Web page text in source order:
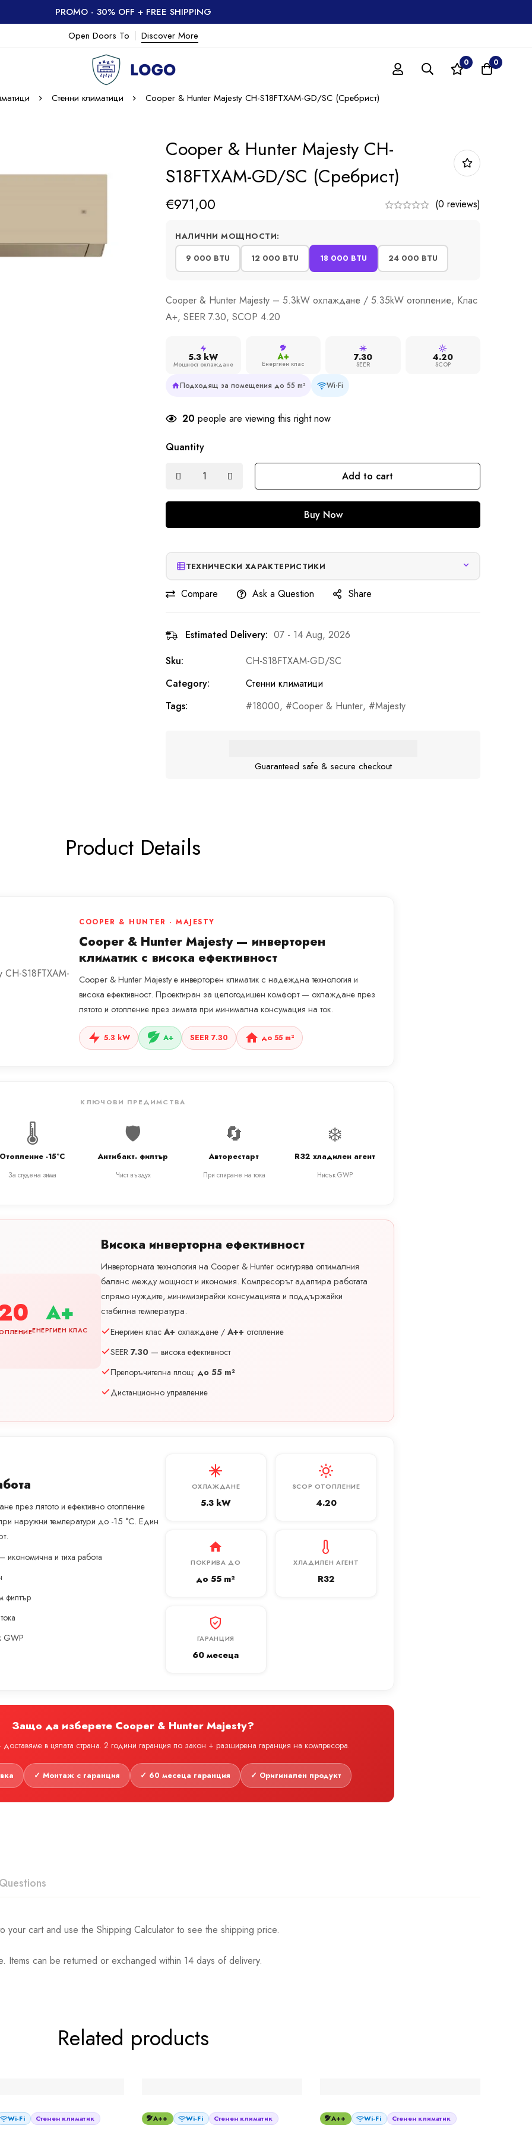
PROMO - 30% OFF + FREE SHIPPING
Open Doors To
Discover More
0 0
Стенни климатици Cooper & Hunter Majesty CH-S18FTXAM-GD/SC (Сребрист)
Cooper & Hunter Majesty CH-
S18FTXAM-GD/SC (Сребрист)
€971,00 (0 reviews)
НАЛИЧНИ МОЩНОСТИ:
9 000 BTU
12 000 BTU 18 000 BTU 24 000 BTU
Cooper & Hunter Majesty – 5.3kW охлаждане / 5.35kW отопление, Клас
A+, SEER 7.30, SCOP 4.20
5.3 kW
Мощност охлаждане
A+
Енергиен клас
7.30
SEER
4.20
SCOP
Подходящ за помещения до 55 m² Wi-Fi
20 people are viewing this right now
Quantity
Add to cart
Buy Now
ТЕХНИЧЕСКИ ХАРАКТЕРИСТИКИ
Compare Ask a Question Share
Estimated Delivery: 07 - 14 Aug, 2026
Sku:
CH-S18FTXAM-GD/SC
Category:
Стенни климатици
Tags:
18000, Cooper & Hunter, Majesty
Guaranteed safe & secure checkout
Product Details
COOPER & HUNTER · MAJESTY
Cooper & Hunter Majesty — инверторен
климатик с висока ефективност
Cooper & Hunter Majesty е инверторен климатик с надеждна технология и
висока ефективност. Проектиран за целогодишен комфорт — охлаждане през
лятото и отопление през зимата при минимална консумация на ток.
5.3 kW A+ SEER 7.30 до 55 m²
КЛЮЧОВИ ПРЕДИМСТВА
🌡️
Отопление -15°C
За студена зима
🛡️
Антибакт. филтър
Чист въздух
🔄
Авторестарт
При спиране на тока
❄️
R32 хладилен агент
Нисък GWP
A+
ЕНЕРГИЕН КЛАС
Висока инверторна ефективност
Инверторната технология на Cooper & Hunter осигурява оптималния
баланс между мощност и икономия. Компресорът адаптира работата
спрямо нуждите, минимизирайки консумацията и поддържайки
стабилна температура.
Енергиен класA+ охлаждане /A++ отопление
SEER7.30 — висока ефективност
Препоръчителна площ: до 55 m²
Дистанционно управление
през лятото и ефективно отопление
наружни температури до -15 °C. Един
икономична и тиха работа
филтър
GWP
ОХЛАЖДАНЕ
5.3 kW
SCOP ОТОПЛЕНИЕ
4.20
ПОКРИВА ДО
до 55 m²
ХЛАДИЛЕН АГЕНТ
R32
ГАРАНЦИЯ
60 месеца
Защо да изберете Cooper & Hunter Majesty?
в цялата страна. 2 години гаранция по закон + разширена гаранция на компресора.
✓ Монтаж с гаранция ✓ 60 месеца гаранция ✓ Оригинален продукт
your cart and use the Shipping Calculator to see the shipping price.
can be returned or exchanged within 14 days of delivery.
Related products
Wi-Fi Стенен климатик A++ Wi-Fi Стенен климатик A++ Wi-Fi Стенен климатик